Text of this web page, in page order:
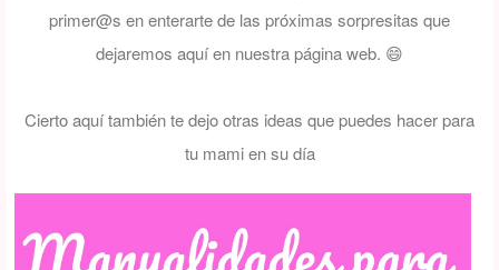
primer@s en enterarte de las próximas sorpresitas que
dejaremos aquí en nuestra página web. 😄
Cierto aquí también te dejo otras ideas que puedes hacer para
tu mami en su día